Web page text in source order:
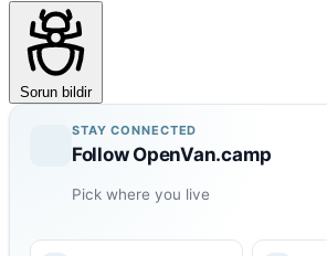
Sorun bildir
STAY CONNECTED
Follow OpenVan.camp
Pick where you live